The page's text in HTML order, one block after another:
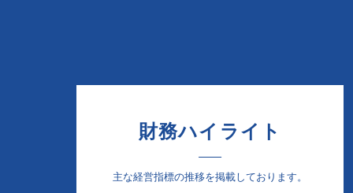
財務ハイライト
主な経営指標の推移を掲載しております。